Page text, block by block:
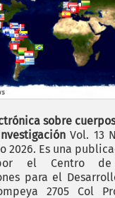
sobre
Vol. 13
2026. Es una
el Centro de
para el
2705 Col